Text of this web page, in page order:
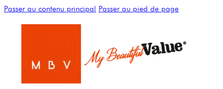
Passer au contenu principal Passer au pied de page